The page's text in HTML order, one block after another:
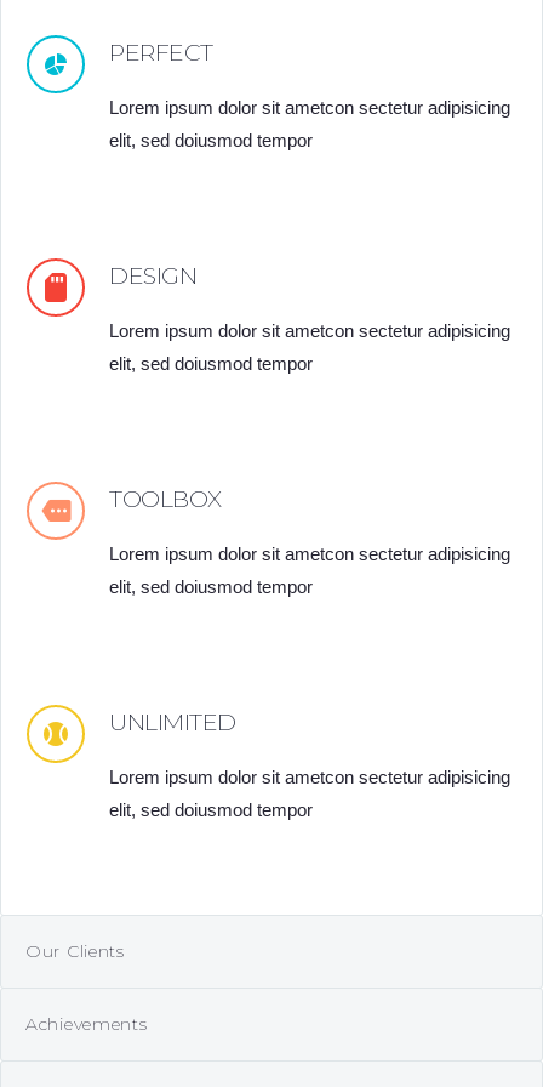
PERFECT
Lorem ipsum dolor sit ametcon sectetur adipisicing
elit, sed doiusmod tempor
DESIGN
Lorem ipsum dolor sit ametcon sectetur adipisicing
elit, sed doiusmod tempor
TOOLBOX
Lorem ipsum dolor sit ametcon sectetur adipisicing
elit, sed doiusmod tempor
UNLIMITED
Lorem ipsum dolor sit ametcon sectetur adipisicing
elit, sed doiusmod tempor
Our Clients
Achievements